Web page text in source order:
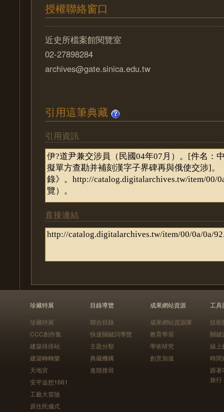
授權聯絡窗口
近史所檔案館閱覽室
02-27898284
archives@gate.sinica.edu.tw
引用這筆典藏
引用資訊
直接連結
珍藏特展
珍藏特展
CCC創作集
建築排排站
建築轉轉樂
天地宮
安平追想1661
工藝大冒險
原住民儀式
目錄導覽
聯合目錄
快速關鍵詞導覽
主題分類
典藏機構
進階搜尋
成果網站資源
成果網站資源庫
教育學習
學術研究
創意加值
工具
技術
關鍵
線上
時間
跟
旅行